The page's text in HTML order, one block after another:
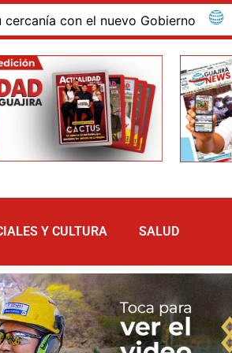
con el nuevo Gobierno
Y CULTURA SALUD